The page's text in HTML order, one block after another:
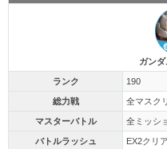
ガン
ランク 190
総力戦 全マスク
マスターバトル 全ミッシ
バトルラッシュ EX2クリア